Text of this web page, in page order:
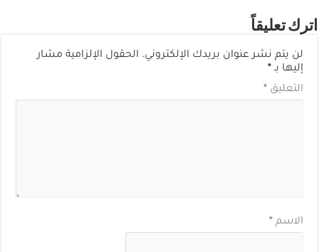
اترك تعليقاً
لن يتم نشر عنوان بريدك الإلكتروني. الحقول الإلزامية مشار
إليها بـ*
التعليق*
الاسم*